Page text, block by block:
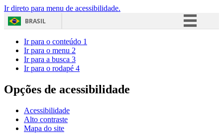
Ir direto para menu de acessibilidade.
BRASIL
Acesso à informação
Ir para o conteúdo 1
Ir para o menu 2
Ir para a busca 3
Ir para o rodapé 4
Opções de acessibilidade
Acessibilidade
Alto contraste
Mapa do site